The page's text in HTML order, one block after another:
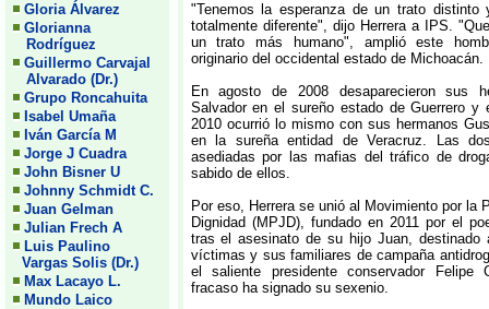
Gloria Álvarez
Glorianna
Rodríguez
Guillermo Carvajal
Alvarado (Dr.)
Grupo Roncahuita
Isabel Umaña
Iván García M
Jorge J Cuadra
John Bisner U
Johnny Schmidt C.
Juan Gelman
Julian Frech A
Luis Paulino
Vargas Solis (Dr.)
Max Lacayo L.
Mundo Laico
"Tenemos la esperanza de un trato
totalmente diferente", dijo Herrera a IPS.
un trato más humano", amplió este
originario del occidental estado de Michoacán.
En agosto de 2008 desaparecieron sus
Salvador en el sureño estado de Guerrero y
2010 ocurrió lo mismo con sus hermanos
en la sureña entidad de Veracruz. Las
asediadas por las mafias del tráfico de
sabido de ellos.
Por eso, Herrera se unió al Movimiento por la
Dignidad (MPJD), fundado en 2011 por el
tras el asesinato de su hijo Juan, destinado
víctimas y sus familiares de campaña
el saliente presidente conservador Felipe
fracaso ha signado su sexenio.